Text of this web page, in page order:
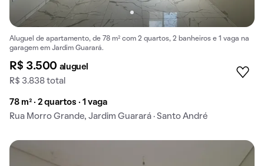
Aluguel de apartamento, de 78 m² com 2 quartos, 2 banheiros e 1 vaga na
garagem em Jardim Guarará.
R$ 3.500 aluguel
R$ 3.838 total
78 m² · 2 quartos · 1 vaga
Rua Morro Grande, Jardim Guarará · Santo André